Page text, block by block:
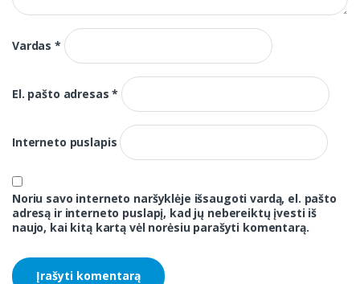
Vardas*
El. pašto adresas*
Interneto puslapis
Noriu savo interneto naršyklėje išsaugoti vardą, el. pašto
adresą ir interneto puslapį, kad jų nebereiktų įvesti iš
naujo, kai kitą kartą vėl norėsiu parašyti komentarą.